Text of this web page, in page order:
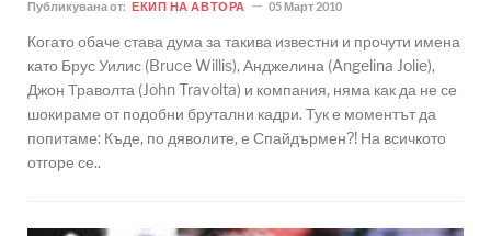
Публикувана от: ЕКИП НА АВТОРА 05 Март 2010
Когато обаче става дума за такива известни и прочути имена
като Брус Уилис (Bruce Willis), Анджелина (Angelina Jolie),
Джон Траволта (John Travolta) и компания, няма как да не се
шокираме от подобни брутални кадри. Тук е моментът да
попитаме: Къде, по дяволите, е Спайдърмен?! На всичкото
отгоре се..